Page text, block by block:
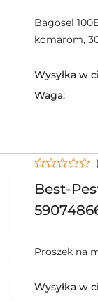
Bagosel
komarom,
Wysyłka w
Waga:
Best-
Proszek na
Wysyłka w